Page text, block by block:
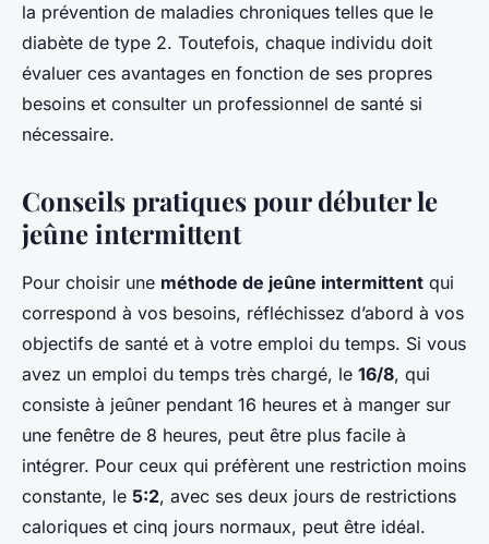
la prévention de maladies chroniques telles que le
diabète de type 2. Toutefois, chaque individu doit
évaluer ces avantages en fonction de ses propres
besoins et consulter un professionnel de santé si
nécessaire.
Conseils pratiques pour débuter le
jeûne intermittent
Pour choisir une méthode de jeûne intermittent qui
correspond à vos besoins, réfléchissez d’abord à vos
objectifs de santé et à votre emploi du temps. Si vous
avez un emploi du temps très chargé, le 16/8, qui
consiste à jeûner pendant 16 heures et à manger sur
une fenêtre de 8 heures, peut être plus facile à
intégrer. Pour ceux qui préfèrent une restriction moins
constante, le 5:2, avec ses deux jours de restrictions
caloriques et cinq jours normaux, peut être idéal.